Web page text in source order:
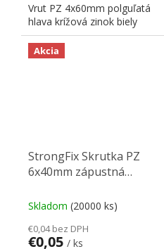
Vrut PZ 4x60mm polguľatá
hlava krížová zinok biely
Akcia
StrongFix Skrutka PZ
6x40mm zápustná
Skladom (20000 ks)
€0,04 bez DPH
€0,05 / ks